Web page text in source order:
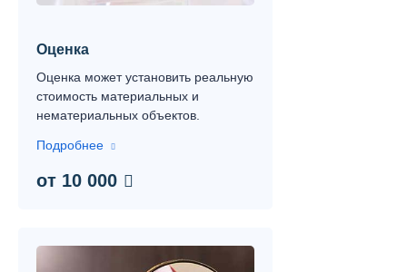
Вопрос-ответ
О нас
Оценка
Оценка может установить реальную
стоимость материальных и
нематериальных объектов.
Подробнее
от 10 000